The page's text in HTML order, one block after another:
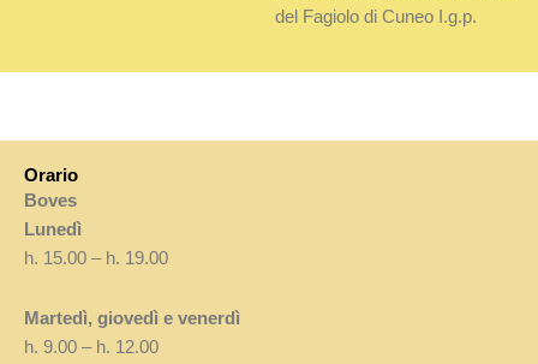
del Fagiolo di Cuneo I.g.p.
Orario
Boves
Lunedì
h. 15.00 – h. 19.00
Martedì, giovedì e venerdì
h. 9.00 – h. 12.00